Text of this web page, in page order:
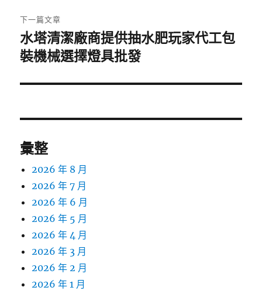
章:
下一篇文章
下
一
文
水塔清潔廠商提供抽水肥玩家代工包
裝機械選擇燈具批發
彙整
2026 年 8 月
2026 年 7 月
2026 年 6 月
2026 年 5 月
2026 年 4 月
2026 年 3 月
2026 年 2 月
2026 年 1 月